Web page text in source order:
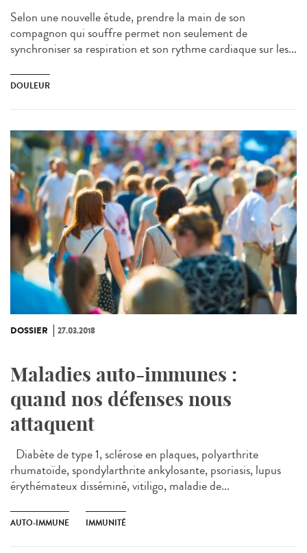
Selon une nouvelle étude, prendre la main de son
compagnon qui souffre permet non seulement de
synchroniser sa respiration et son rythme cardiaque sur les...
DOULEUR
DOSSIER 27.03.2018
Maladies auto-immunes :
quand nos défenses nous
attaquent
Diabète de type 1, sclérose en plaques, polyarthrite
rhumatoïde, spondylarthrite ankylosante, psoriasis, lupus
érythémateux disséminé, vitiligo, maladie de...
AUTO-IMMUNE IMMUNITÉ